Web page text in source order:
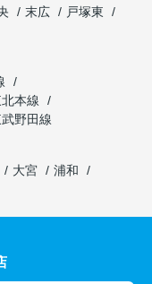
末広
戸塚東
本線
野田線
大宮
浦和